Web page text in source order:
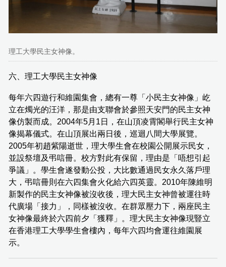
理工大學民主女神像。
六、理工大學民主女神像
每年六四遊行和維園集會，總有一尊「小民主女神像」屹
立在燭光的汪洋，那是由支聯會於參照天安門的民主女神
像仿製而成。2004年5月1日，在山頂凌霄閣舉行民主女神
像揭幕儀式。在山頂展出兩日後，巡迴八間大學展覽。
2005年初趙紫陽逝世，理大學生會在校園公開展示民女，
並設祭壇及弔唁冊。校方對此有保留，理由是「唔想引起
爭議」。學生會遂發動公投，大比數通過民女永久落戶理
大，弔唁冊則在六四集會火化給六四英靈。2010年陳維明
新製作的民主女神像被沒收後，理大民主女神曾被運往時
代廣場「接力」，同樣被沒收。在群眾壓力下，兩座民主
女神像最終於六四前夕「獲釋」。理大民主女神像現豎立
在香港理工大學學生會樓內，每年六四均會運往維園展
示。